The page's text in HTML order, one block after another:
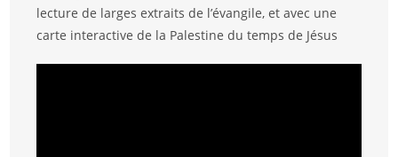
lecture de larges extraits de l’évangile, et avec une
carte interactive de la Palestine du temps de Jésus